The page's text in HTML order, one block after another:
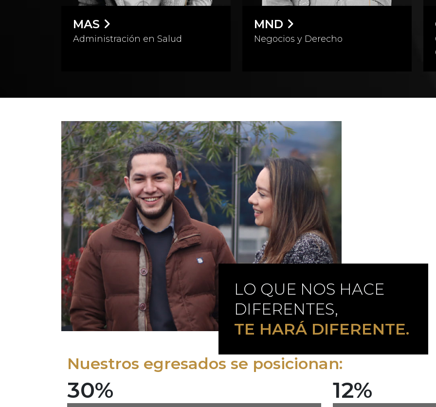
FTID
Finanzas, Tecnología e
MDCX
Marketing Digital y Customer
LO QUE NOS HACE
DIFERENTES,
TE HARÁ DIFERENTE.
Nuestros egresados se posicionan:
30% 12%